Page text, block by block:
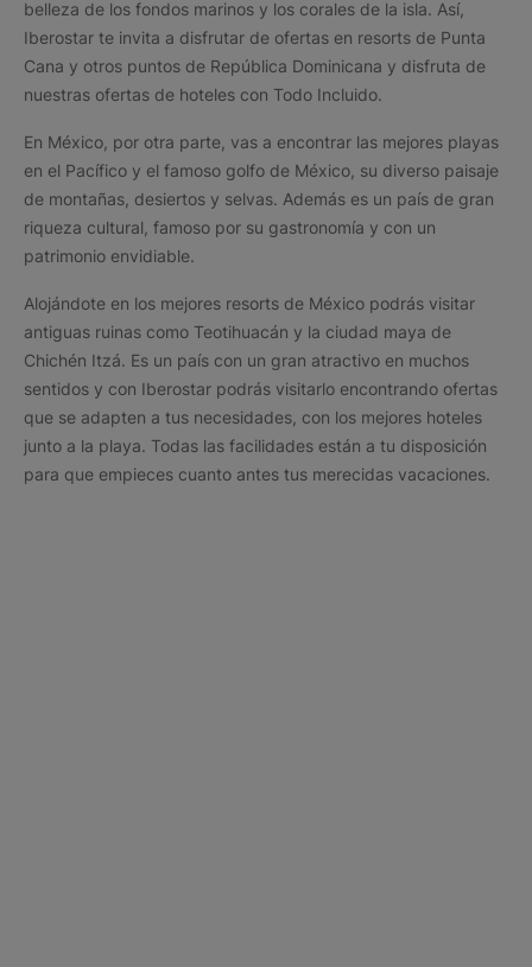
belleza de los fondos marinos y los corales de la isla. Así,
Iberostar te invita a disfrutar de ofertas en resorts de Punta
Cana y otros puntos de República Dominicana y disfruta de
nuestras ofertas de hoteles con Todo Incluido.
En México, por otra parte, vas a encontrar las mejores playas
en el Pacífico y el famoso golfo de México, su diverso paisaje
de montañas, desiertos y selvas. Además es un país de gran
riqueza cultural, famoso por su gastronomía y con un
patrimonio envidiable.
Alojándote en los mejores resorts de México podrás visitar
antiguas ruinas como Teotihuacán y la ciudad maya de
Chichén Itzá. Es un país con un gran atractivo en muchos
sentidos y con Iberostar podrás visitarlo encontrando ofertas
que se adapten a tus necesidades, con los mejores hoteles
junto a la playa. Todas las facilidades están a tu disposición
para que empieces cuanto antes tus merecidas vacaciones.